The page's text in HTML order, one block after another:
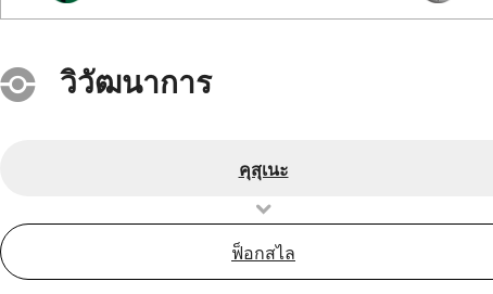
วิวัฒนาการ
คุสุเนะ
ฟ็อกสไล